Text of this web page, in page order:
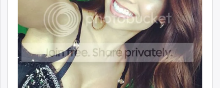
Livetv.mn
Eguur.mn
24tsag.mn
shuud.mn
eagle.mn